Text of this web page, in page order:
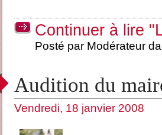
Continuer à lire
Posté par Modérateur
Audition du
Vendredi, 18 janvier 2008